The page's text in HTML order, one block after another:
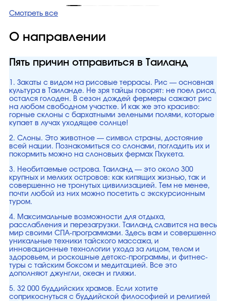
Смотреть все
О направлении
Пять причин отправиться в Таиланд
1. Закаты с видом на рисовые террасы. Рис — основная
культура в Таиланде. Не зря тайцы говорят: не поел риса,
остался голоден. В сезон дождей фермеры сажают рис
на любом свободном участке. И как же это красиво:
горные склоны с бархатными зелеными полями, которые
купает в лучах уходящее солнце!
2. Слоны. Это животное — символ страны, достояние
всей нации. Познакомиться со слонами, погладить их и
покормить можно на слоновьих фермах Пхукета.
3. Необитаемые острова. Таиланд — это около 300
крупных и мелких островов: как кипящих жизнью, так и
совершенно не тронутых цивилизацией. Тем не менее,
почти любой из них можно посетить с экскурсионным
туром.
4. Максимальные возможности для отдыха,
расслабления и перезагрузки. Таиланд славится на весь
мир своими СПА-программами. Здесь вам и совершенно
уникальные техники тайского массажа, и
инновационные технологии ухода за лицом, телом и
здоровьем, и роскошные детокс-программы, и фитнес-
туры с тайским боксом и медитацией. Все это
дополняют джунгли, океан и пляжи.
5. 32 000 буддийских храмов. Если хотите
соприкоснуться с буддийской философией и религией